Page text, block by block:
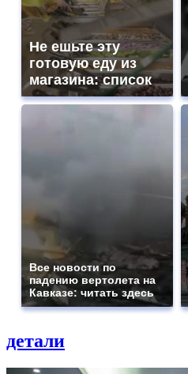
Не ешьте эту
готовую еду из
магазина: список
Все новости по
падению вертолета на
Кавказе: читать здесь
детали